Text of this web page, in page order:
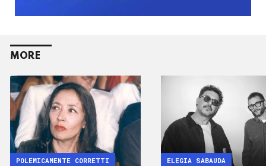
MORE
POLEMICAMENTE CORRETTI ELEGIA SABAUDA